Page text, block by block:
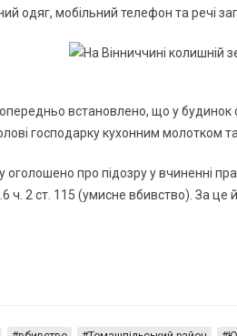
одяг, мобільний телефон та речі
встановлено, що у будинок
господарку кухонним молотком
оголошено про підозру у вчиненні
ч. 2 ст. 115 (умисне вбивство). За це